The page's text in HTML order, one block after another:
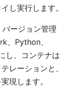
し実行します。
ージョン管理
、Python、
し、コンテナは
レーションと、
現します。